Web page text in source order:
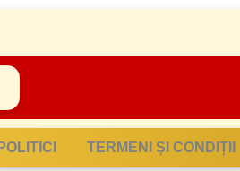
POLITICI TERMENI ȘI CONDIȚII